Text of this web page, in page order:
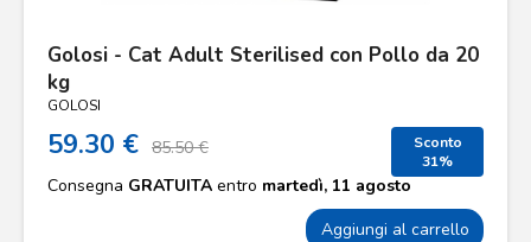
Golosi - Cat Adult Sterilised con Pollo da 20
kg
GOLOSI
59.30 € 85.50 €
Sconto
31%
Consegna GRATUITA entro martedì, 11 agosto
Aggiungi al carrello